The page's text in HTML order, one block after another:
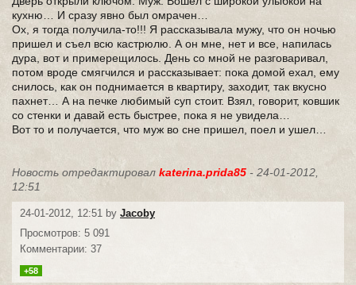
кухню… И сразу явно был омрачен…
Ох, я тогда получила-то!!! Я рассказывала мужу, что он ночью
пришел и съел всю кастрюлю. А он мне, нет и все, напилась
дура, вот и примерещилось. День со мной не разговаривал,
потом вроде смягчился и рассказывает: пока домой ехал, ему
снилось, как он поднимается в квартиру, заходит, так вкусно
пахнет… А на печке любимый суп стоит. Взял, говорит, ковшик
со стенки и давай есть быстрее, пока я не увидела…
Вот то и получается, что муж во сне пришел, поел и ушел…
Новость отредактировал katerina.prida85 - 24-01-2012,
12:51
24-01-2012, 12:51 by Jacoby
Просмотров: 5 091
Комментарии: 37
+58